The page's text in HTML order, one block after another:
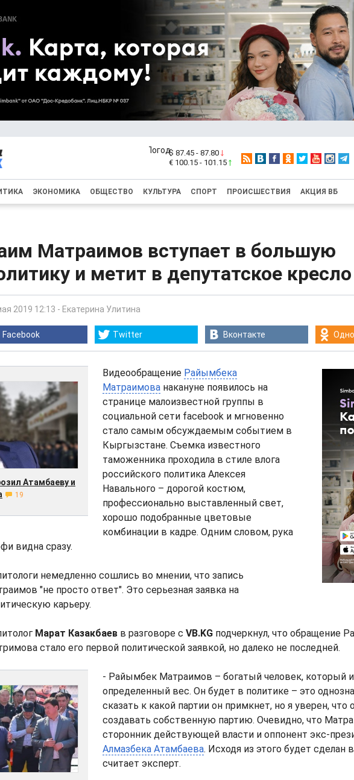
$ 87.45 - 87.80
€ 100.15 - 101.15
ЭКОНОМИКА ОБЩЕСТВО КУЛЬТУРА СПОРТ ПРОИСШЕСТВИЯ АКЦИЯ ВБ
Матраимов вступает в большую
и метит в депутатское кресло
2019 12:13 - Екатерина Улитина
Facebook Twitter Вконтакте
Атамбаеву и
19
Видеообращение Райымбека
Матраимова накануне появилось на
странице малоизвестной группы в
социальной сети facebook и мгновенно
стало самым обсуждаемым событием в
Кыргызстане. Съемка известного
таможенника проходила в стиле влога
российского политика Алексея
Навального – дорогой костюм,
профессионально выставленный свет,
хорошо подобранные цветовые
комбинации в кадре. Одним словом, рука
видна сразу.
немедленно сошлись во мнении, что запись
"не просто ответ". Это серьезная заявка на
карьеру.
Марат Казакбаев в разговоре с VB.KG подчеркнул, что обращение
стало его первой политической заявкой, но далеко не последней.
- Райымбек Матраимов – богатый человек, который
определенный вес. Он будет в политике – это
сказать к какой партии он примкнет, но я уверен, что
создавать собственную партию. Очевидно, что
сторонник действующей власти и оппонент экс-
Алмазбека Атамбаева. Исходя из этого будет сделан
считает эксперт.